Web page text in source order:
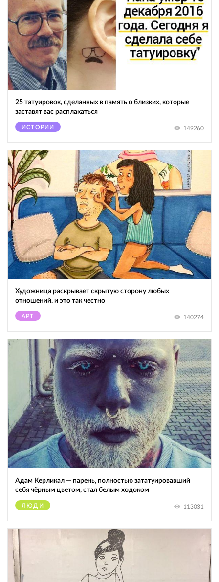
25 татуировок, сделанных в память о близких, которые
заставят вас расплакаться
ИСТОРИИ 149260
Художница раскрывает скрытую сторону любых
отношений, и это так честно
АРТ 140274
Адам Керликал — парень, полностью зататуировавший
себя чёрным цветом, стал белым ходоком
ЛЮДИ 113031